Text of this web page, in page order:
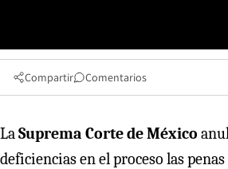
Compartir Comentarios
LaSuprema Corte de México
deficiencias en el proceso las